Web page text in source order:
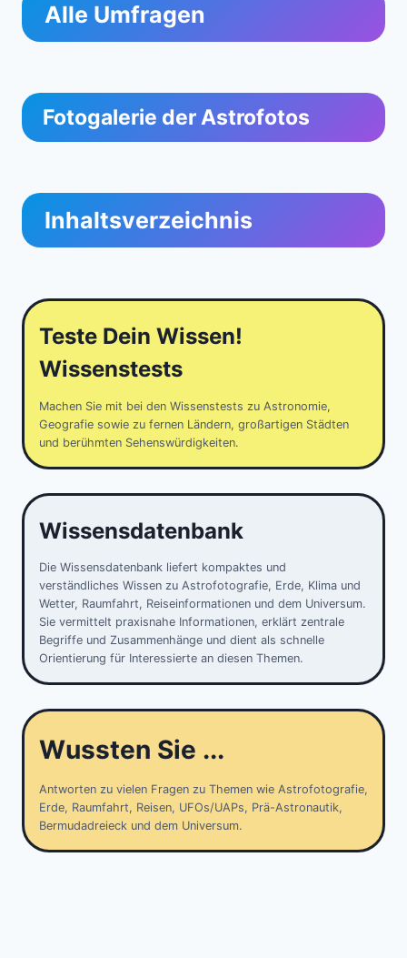
Alle Umfragen
Fotogalerie der Astrofotos
Inhaltsverzeichnis
Teste Dein Wissen!
Wissenstests
Machen Sie mit bei den Wissenstests zu Astronomie,
Geografie sowie zu fernen Ländern, großartigen Städten
und berühmten Sehenswürdigkeiten.
Wissensdatenbank
Die Wissensdatenbank liefert kompaktes und
verständliches Wissen zu Astrofotografie, Erde, Klima und
Wetter, Raumfahrt, Reiseinformationen und dem Universum.
Sie vermittelt praxisnahe Informationen, erklärt zentrale
Begriffe und Zusammenhänge und dient als schnelle
Orientierung für Interessierte an diesen Themen.
Wussten Sie ...
Antworten zu vielen Fragen zu Themen wie Astrofotografie,
Erde, Raumfahrt, Reisen, UFOs/UAPs, Prä-Astronautik,
Bermudadreieck und dem Universum.